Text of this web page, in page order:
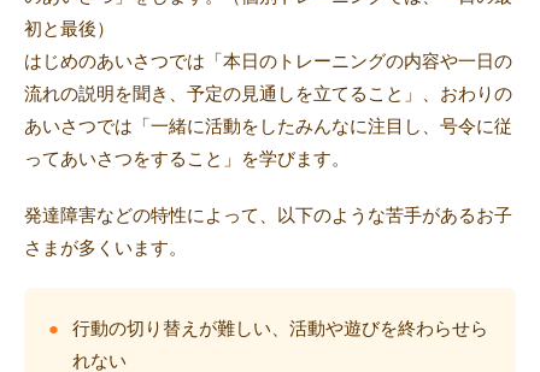
初と最後）
はじめのあいさつでは「本日のトレーニングの内容や一日の
流れの説明を聞き、予定の見通しを立てること」、おわりの
あいさつでは「一緒に活動をしたみんなに注目し、号令に従
ってあいさつをすること」を学びます。
発達障害などの特性によって、以下のような苦手があるお子
さまが多くいます。
行動の切り替えが難しい、活動や遊びを終わらせら
れない